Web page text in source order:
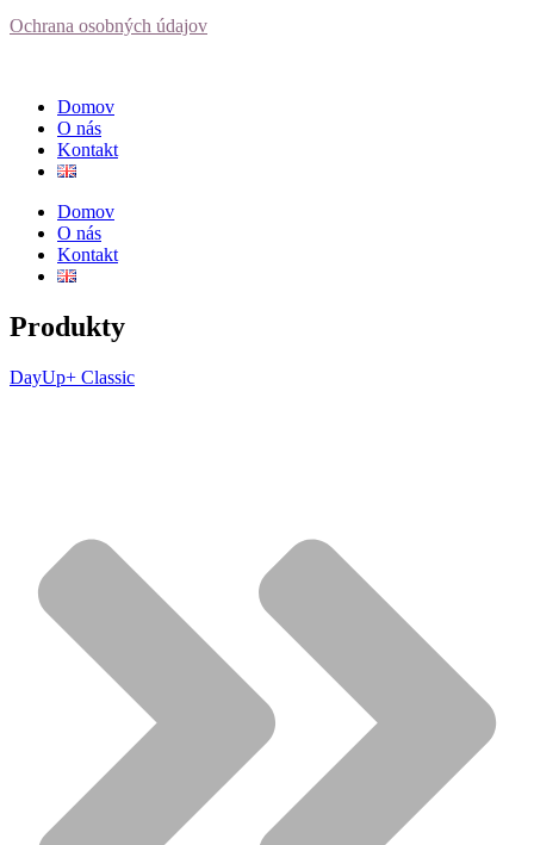
Ochrana osobných údajov
Domov
O nás
Kontakt
Domov
O nás
Kontakt
Produkty
DayUp+ Classic